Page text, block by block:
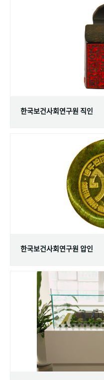
숫자로 보는 50년
한국보건사회연구원 직인
한국보건사회연구원 압인